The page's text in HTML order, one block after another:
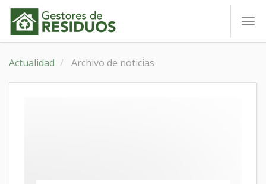
Actualidad
Archivo de noticias